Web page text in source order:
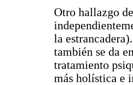
Otro hallazgo
la
también se da
tratamiento
más holística e